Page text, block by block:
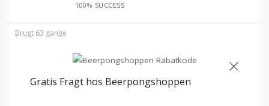
100% SUCCESS
Brugt 63 gange
Gratis Fragt hos Beerpongshoppen